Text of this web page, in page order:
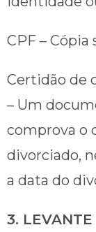
CPF – Cópia
Certidão de
– Um
comprova o
divorciado,
a data do
3.